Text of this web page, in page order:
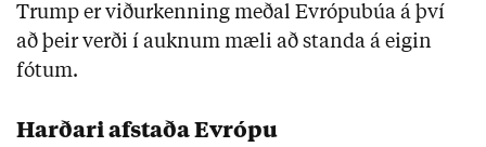
Trump er viðurkenning meðal Evrópubúa á því
að þeir verði í auknum mæli að standa á eigin
fótum.
Harðari afstaða Evrópu